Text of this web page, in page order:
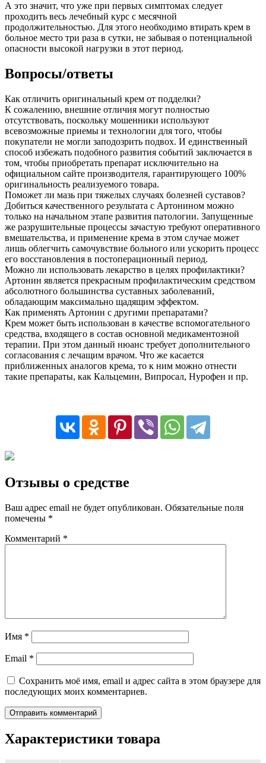
А это значит, что уже при первых симптомах следует
проходить весь лечебный курс с месячной
продолжительностью. Для этого необходимо втирать крем в
больное место три раза в сутки, не забывая о потенциальной
опасности высокой нагрузки в этот период.
Вопросы/ответы
Как отличить оригинальный крем от подделки?
К сожалению, внешние отличия могут полностью
отсутствовать, поскольку мошенники используют
всевозможные приемы и технологии для того, чтобы
покупатели не могли заподозрить подвох. И единственный
способ избежать подобного развития событий заключается в
том, чтобы приобретать препарат исключительно на
официальном сайте производителя, гарантирующего 100%
оригинальность реализуемого товара.
Поможет ли мазь при тяжелых случаях болезней суставов?
Добиться качественного результата с Артонином можно
только на начальном этапе развития патологии. Запущенные
же разрушительные процессы зачастую требуют оперативного
вмешательства, и применение крема в этом случае может
лишь облегчить самочувствие больного или ускорить процесс
его восстановления в постоперационный период.
Можно ли использовать лекарство в целях профилактики?
Артонин является прекрасным профилактическим средством
абсолютного большинства суставных заболеваний,
обладающим максимально щадящим эффектом.
Как применять Артонин с другими препаратами?
Крем может быть использован в качестве вспомогательного
средства, входящего в состав основной медикаментозной
терапии. При этом данный нюанс требует дополнительного
согласования с лечащим врачом. Что же касается
приближенных аналогов крема, то к ним можно отнести
такие препараты, как Кальцемин, Випросал, Нурофен и пр.
Отзывы о средстве
Ваш адрес email не будет опубликован. Обязательные поля
помечены *
Комментарий *
Имя *
Email *
Сохранить моё имя, email и адрес сайта в этом браузере для
последующих моих комментариев.
Характеристики товара